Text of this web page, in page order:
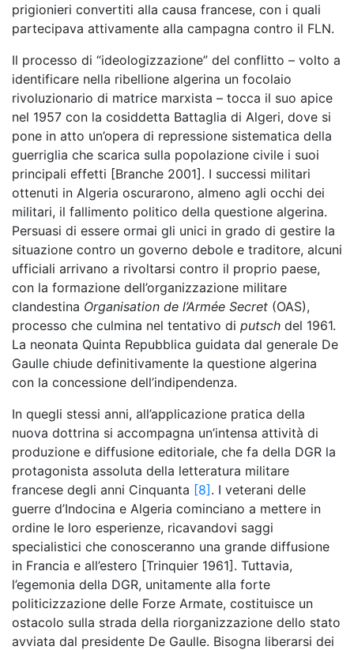
prigionieri convertiti alla causa francese, con i quali
partecipava attivamente alla campagna contro il FLN.
Il processo di “ideologizzazione” del conflitto – volto a
identificare nella ribellione algerina un focolaio
rivoluzionario di matrice marxista – tocca il suo apice
nel 1957 con la cosiddetta Battaglia di Algeri, dove si
pone in atto un’opera di repressione sistematica della
guerriglia che scarica sulla popolazione civile i suoi
principali effetti [Branche 2001]. I successi militari
ottenuti in Algeria oscurarono, almeno agli occhi dei
militari, il fallimento politico della questione algerina.
Persuasi di essere ormai gli unici in grado di gestire la
situazione contro un governo debole e traditore, alcuni
ufficiali arrivano a rivoltarsi contro il proprio paese,
con la formazione dell’organizzazione militare
clandestina Organisation de l’Armée Secret (OAS),
processo che culmina nel tentativo di putsch del 1961.
La neonata Quinta Repubblica guidata dal generale De
Gaulle chiude definitivamente la questione algerina
con la concessione dell’indipendenza.
In quegli stessi anni, all’applicazione pratica della
nuova dottrina si accompagna un’intensa attività di
produzione e diffusione editoriale, che fa della DGR la
protagonista assoluta della letteratura militare
francese degli anni Cinquanta [8]. I veterani delle
guerre d’Indocina e Algeria cominciano a mettere in
ordine le loro esperienze, ricavandovi saggi
specialistici che conosceranno una grande diffusione
in Francia e all’estero [Trinquier 1961]. Tuttavia,
l’egemonia della DGR, unitamente alla forte
politicizzazione delle Forze Armate, costituisce un
ostacolo sulla strada della riorganizzazione dello stato
avviata dal presidente De Gaulle. Bisogna liberarsi dei